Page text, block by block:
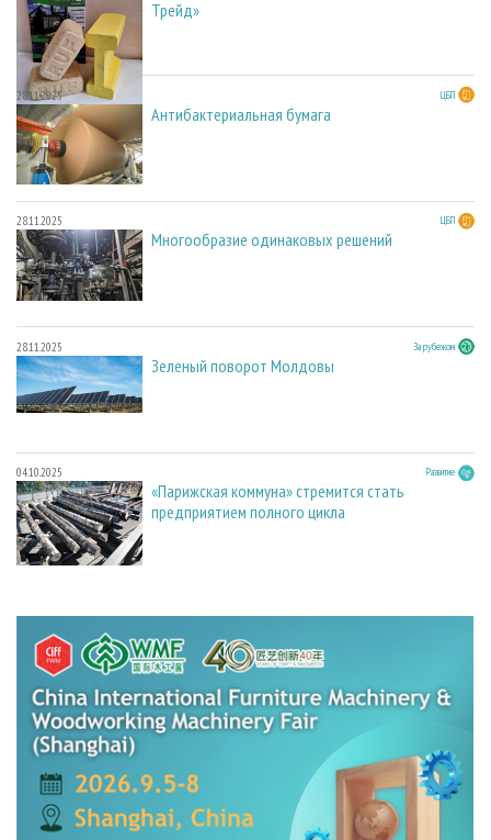
Трейд»
28.11.2025 ЦБП
Антибактериальная бумага
28.11.2025 ЦБП
Многообразие одинаковых решений
28.11.2025 За рубежом
Зеленый поворот Молдовы
04.10.2025 Развитие
«Парижская коммуна» стремится стать
предприятием полного цикла